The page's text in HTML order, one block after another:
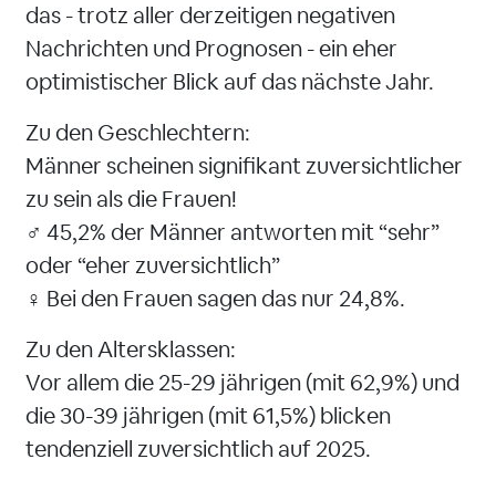
das - trotz aller derzeitigen negativen
Nachrichten und Prognosen - ein eher
optimistischer Blick auf das nächste Jahr.
Zu den Geschlechtern:
Männer scheinen signifikant zuversichtlicher
zu sein als die Frauen!
♂️ 45,2% der Männer antworten mit “sehr”
oder “eher zuversichtlich”
♀️ Bei den Frauen sagen das nur 24,8%.
Zu den Altersklassen:
Vor allem die 25-29 jährigen (mit 62,9%) und
die 30-39 jährigen (mit 61,5%) blicken
tendenziell zuversichtlich auf 2025.